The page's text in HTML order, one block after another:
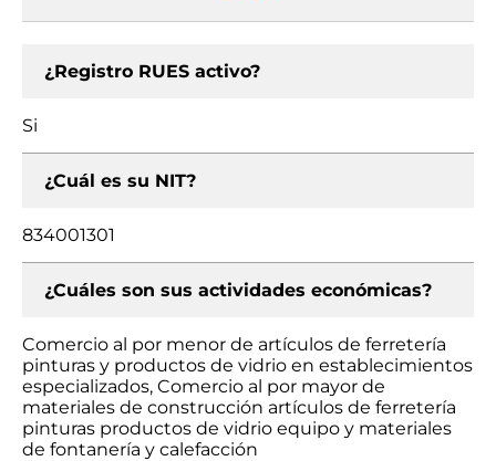
¿Registro RUES activo?
Si
¿Cuál es su NIT?
834001301
¿Cuáles son sus actividades económicas?
Comercio al por menor de artículos de ferretería
pinturas y productos de vidrio en establecimientos
especializados, Comercio al por mayor de
materiales de construcción artículos de ferretería
pinturas productos de vidrio equipo y materiales
de fontanería y calefacción